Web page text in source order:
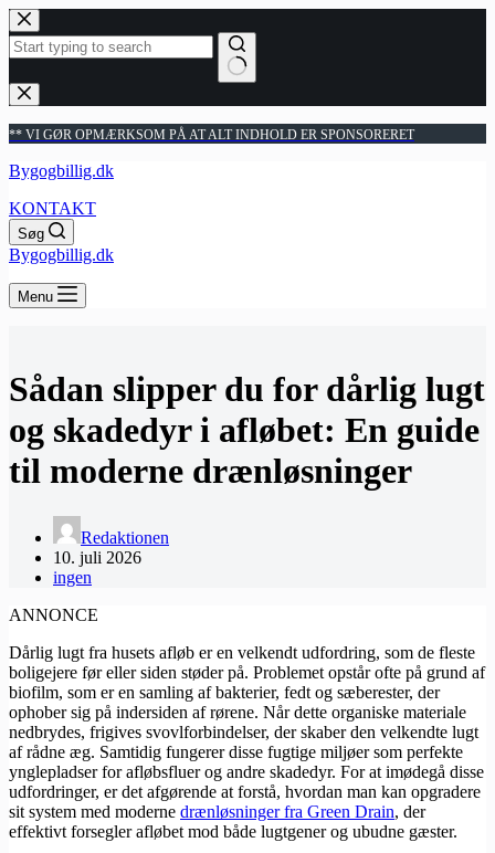
Fortsæt
til
indhold
Ingen
resultater
** VI GØR OPMÆRKSOM PÅ AT ALT INDHOLD ER SPONSORERET
Bygogbillig.dk
KONTAKT
Søg
Bygogbillig.dk
Menu
Sådan slipper du for dårlig lugt
og skadedyr i afløbet: En guide
til moderne drænløsninger
Redaktionen
10. juli 2026
ingen
ANNONCE
Dårlig lugt fra husets afløb er en velkendt udfordring, som de fleste
boligejere før eller siden støder på. Problemet opstår ofte på grund af
biofilm, som er en samling af bakterier, fedt og sæberester, der
ophober sig på indersiden af rørene. Når dette organiske materiale
nedbrydes, frigives svovlforbindelser, der skaber den velkendte lugt
af rådne æg. Samtidig fungerer disse fugtige miljøer som perfekte
ynglepladser for afløbsfluer og andre skadedyr. For at imødegå disse
udfordringer, er det afgørende at forstå, hvordan man kan opgradere
sit system med moderne drænløsninger fra Green Drain, der
effektivt forsegler afløbet mod både lugtgener og ubudne gæster.